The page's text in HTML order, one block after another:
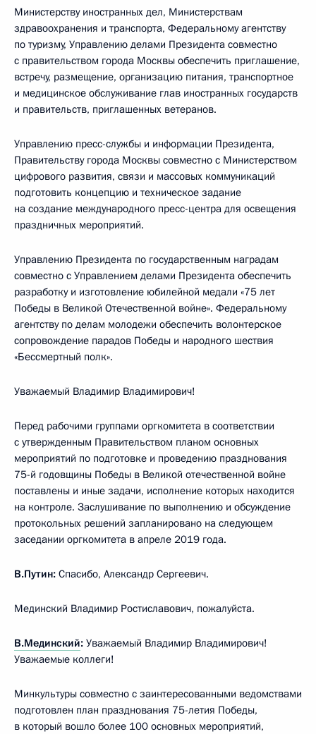
Министерству иностранных дел, Министерствам
здравоохранения и транспорта, Федеральному агентству
по туризму, Управлению делами Президента совместно
с правительством города Москвы обеспечить приглашение,
встречу, размещение, организацию питания, транспортное
и медицинское обслуживание глав иностранных государств
и правительств, приглашенных ветеранов.
Управлению пресс-службы и информации Президента,
Правительству города Москвы совместно с Министерством
цифрового развития, связи и массовых коммуникаций
подготовить концепцию и техническое задание
на создание международного пресс-центра для освещения
праздничных мероприятий.
Управлению Президента по государственным наградам
совместно с Управлением делами Президента обеспечить
разработку и изготовление юбилейной медали «75 лет
Победы в Великой Отечественной войне». Федеральному
агентству по делам молодежи обеспечить волонтерское
сопровождение парадов Победы и народного шествия
«Бессмертный полк».
Уважаемый Владимир Владимирович!
Перед рабочими группами оргкомитета в соответствии
с утвержденным Правительством планом основных
мероприятий по подготовке и проведению празднования
75-й годовщины Победы в Великой отечественной войне
поставлены и иные задачи, исполнение которых находится
на контроле. Заслушивание по выполнению и обсуждение
протокольных решений запланировано на следующем
заседании оргкомитета в апреле 2019 года.
В.Путин: Спасибо, Александр Сергеевич.
Мединский Владимир Ростиславович, пожалуйста.
В.Мединский: Уважаемый Владимир Владимирович!
Уважаемые коллеги!
Минкультуры совместно с заинтересованными ведомствами
подготовлен план празднования 75-летия Победы,
в который вошло более 100 основных мероприятий,